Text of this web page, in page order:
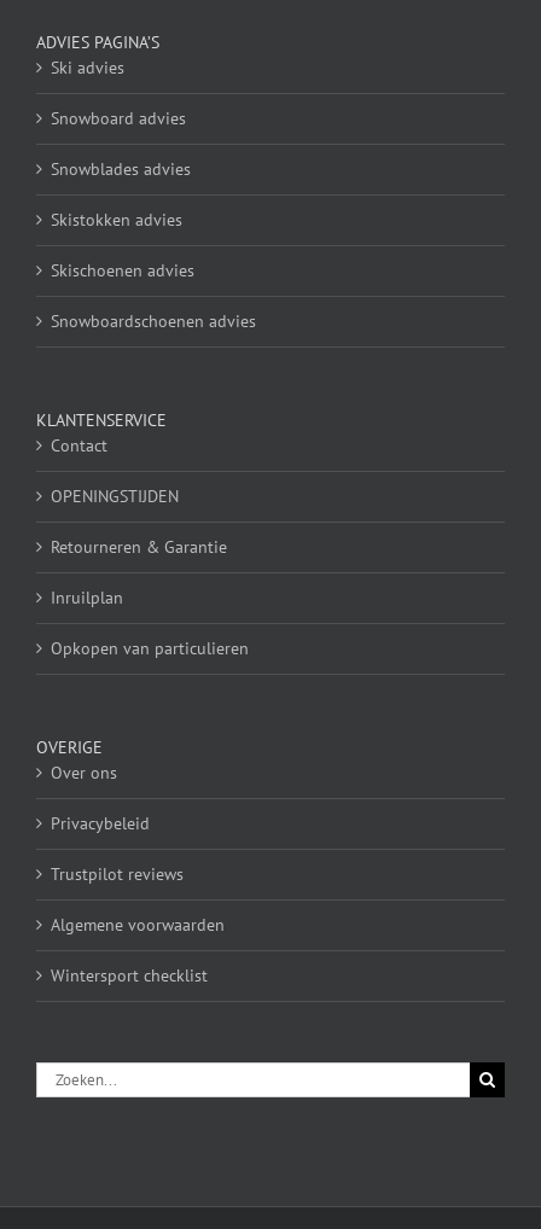
ADVIES PAGINA’S
Ski advies
Snowboard advies
Snowblades advies
Skistokken advies
Skischoenen advies
Snowboardschoenen advies
KLANTENSERVICE
Contact
OPENINGSTIJDEN
Retourneren & Garantie
Inruilplan
Opkopen van particulieren
OVERIGE
Over ons
Privacybeleid
Trustpilot reviews
Algemene voorwaarden
Wintersport checklist
Zoeken
naar: